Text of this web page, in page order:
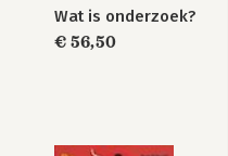
Wat is onderzoek?
€ 56,50